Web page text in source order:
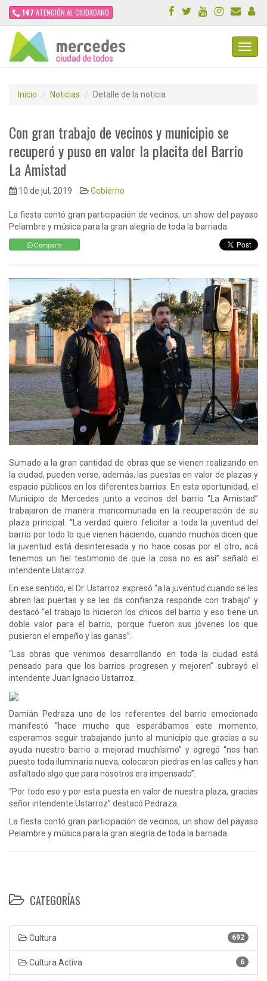
147 ATENCIÓN AL CIUDADANO
Inicio Noticias Detalle de la noticia
Con gran trabajo de vecinos y municipio se
recuperó y puso en valor la placita del Barrio
La Amistad
10 de jul, 2019 Gobierno
La fiesta contó gran participación de vecinos, un show del payaso
Pelambre y música para la gran alegría de toda la barriada.
Compartir
Sumado a la gran cantidad de obras que se vienen realizando en
la ciudad, pueden verse, además, las puestas en valor de plazas y
espacio públicos en los diferentes barrios. En esta oportunidad, el
Municipio de Mercedes junto a vecinos del barrio “La Amistad”
trabajaron de manera mancomunada en la recuperación de su
plaza principal. “La verdad quiero felicitar a toda la juventud del
barrio por todo lo que vienen haciendo, cuando muchos dicen que
la juventud está desinteresada y no hace cosas por el otro, acá
tenemos un fiel testimonio de que la cosa no es así” señaló el
intendente Ustarroz.
En ese sentido, el Dr. Ustarroz expresó “a la juventud cuando se les
abren las puertas y se les da confianza responde con trabajo” y
destacó “el trabajo lo hicieron los chicos del barrio y eso tiene un
doble valor para el barrio, porque fueron sus jóvenes los que
pusieron el empeño y las ganas”.
“Las obras que venimos desarrollando en toda la ciudad está
pensado para que los barrios progresen y mejoren” subrayó el
intendente Juan Ignacio Ustarroz.
Damián Pedraza uno de los referentes del barrio emocionado
manifestó “hace mucho que esperábamos este momento,
esperamos seguir trabajando junto al municipio que gracias a su
ayuda nuestro barrio a mejorad muchísimo” y agregó “nos han
puesto toda iluminaria nueva, colocaron piedras en las calles y han
asfaltado algo que para nosotros era impensado”.
“Por todo eso y por esta puesta en valor de nuestra plaza, gracias
señor intendente Ustarroz” destacó Pedraza.
La fiesta contó gran participación de vecinos, un show del payaso
Pelambre y música para la gran alegría de toda la barriada.
CATEGORÍAS
692
Cultura
6
Cultura Activa